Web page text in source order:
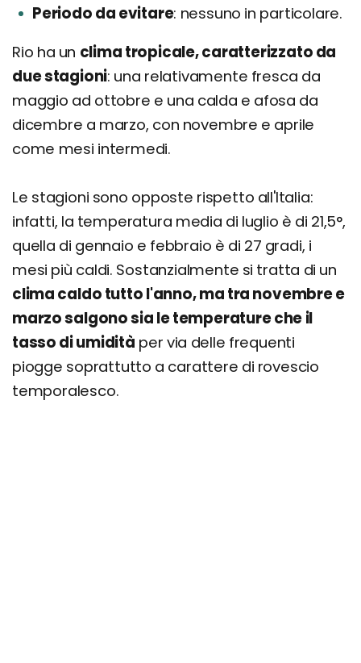
Periodo da evitare nessuno in particolare.
Rio ha un clima tropicale, caratterizzato da
due stagioni: una relativamente fresca da
maggio ad ottobre e una calda e afosa da
dicembre a marzo, con novembre e aprile
come mesi intermedi.
Le stagioni sono opposte rispetto all'Italia:
infatti, la temperatura media di luglio è di 21,5°,
quella di gennaio e febbraio è di 27 gradi, i
mesi più caldi. Sostanzialmente si tratta di un
clima caldo tutto l'anno, ma tra novembre e
marzo salgono sia le temperature che il
tasso di umidità per via delle frequenti
piogge soprattutto a carattere di rovescio
temporalesco.